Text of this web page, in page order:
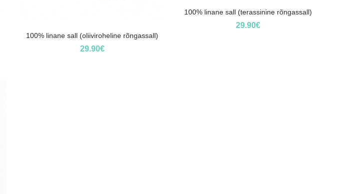
100% linane sall (oliiviroheline rõngassall)
29.90€
100% linane sall (terassinine rõngassall)
29.90€